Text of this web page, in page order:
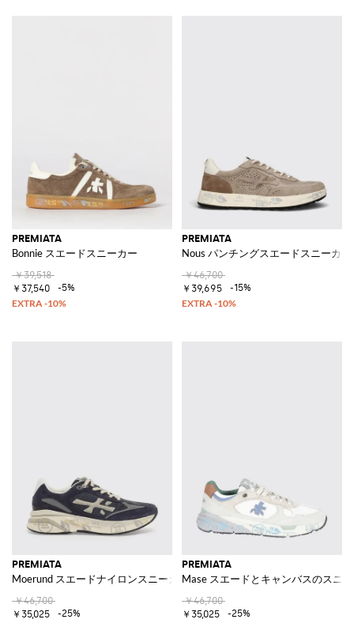
PREMIATA
Bonnie スエードスニーカー
￥39,518
￥37,540
-5%
PREMIATA
Nous パンチングスエードスニーカー
￥46,700
￥39,695
-15%
PREMIATA
Moerund スエードナイロンスニーカー
￥46,700
￥35,025
-25%
PREMIATA
Mase スエードとキャンバスのスニ
￥46,700
￥35,025
-25%